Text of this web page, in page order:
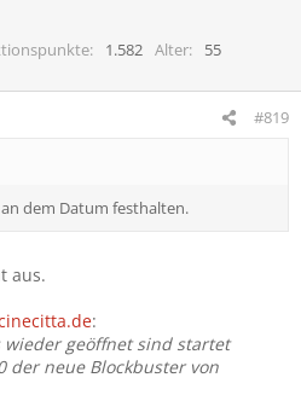
1.582 Alter
55
#819
dem Datum festhalten.
aus.
:
wieder geöffnet sind startet
der neue Blockbuster von